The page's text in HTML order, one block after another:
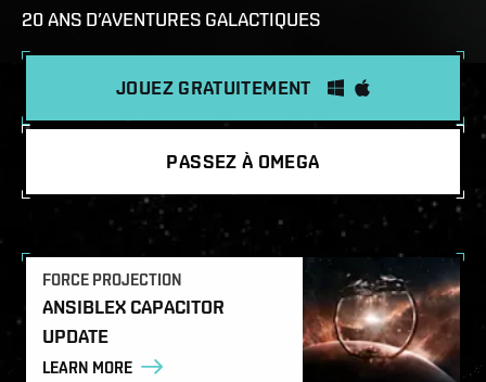
20 ANS D’AVENTURES GALACTIQUES
JOUEZ GRATUITEMENT
PASSEZ À OMEGA
FORCE PROJECTION
ANSIBLEX CAPACITOR
UPDATE
LEARN MORE